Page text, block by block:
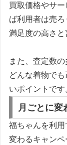
買取価格やサ
ば利用者は売
満足度の高さと
また、査定数
どんな着物で
いポイントです
月ごとに変
福ちゃんを利
変わるキャンペ